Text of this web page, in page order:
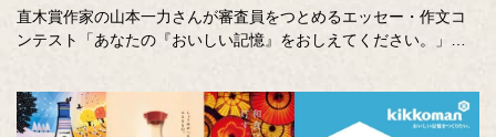
直木賞作家の山本一力さんが審査員をつとめるエッセー・作文コ
ンテスト「あなたの『おいしい記憶』をおしえてください。」に